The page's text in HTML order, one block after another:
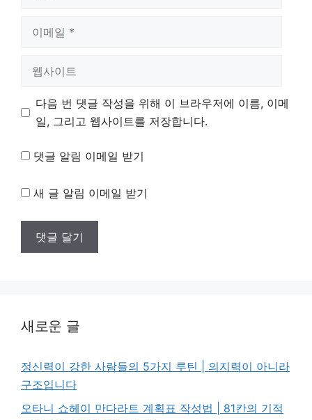
트
다음 번 댓글 작성을 위해 이 브라우저에 이름, 이메
일, 그리고 웹사이트를 저장합니다.
댓글 알림 이메일 받기
새 글 알림 이메일 받기
새로운 글
정신력이 강한 사람들의 5가지 루틴 | 의지력이 아니라
구조입니다
오타니 쇼헤이 만다라트 계획표 작성법 | 81칸의 기적